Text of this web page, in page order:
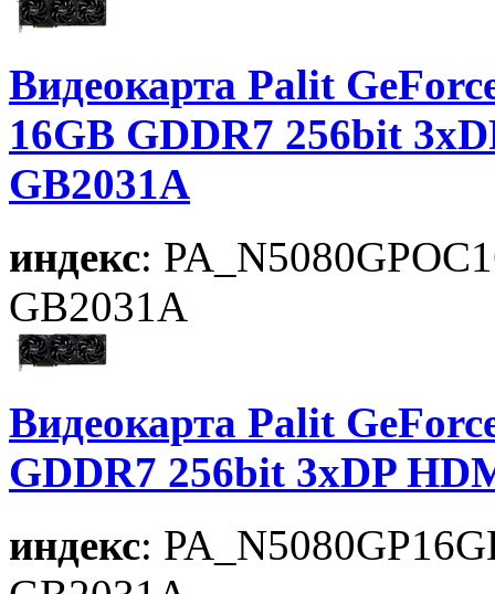
Видеокарта Palit
16GB GDDR7 256bit
GB2031A
индекс:
GB2031A
Видеокарта Palit
GDDR7 256bit 3xDP
индекс: